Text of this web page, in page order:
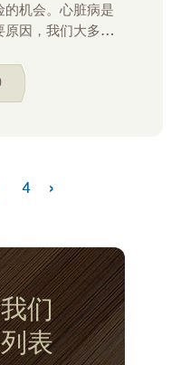
机会。心脏病是
因，我们大多数
，从而降低我们
病控制和预防中
4 ›
们
表